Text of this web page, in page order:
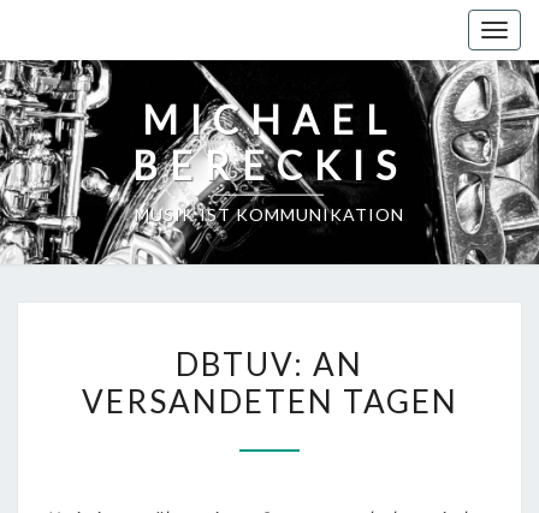
content
MICHAEL
BERECKIS
MUSIK IST KOMMUNIKATION
AN
VERSANDETEN
DBTUV: AN
VERSANDETEN TAGEN